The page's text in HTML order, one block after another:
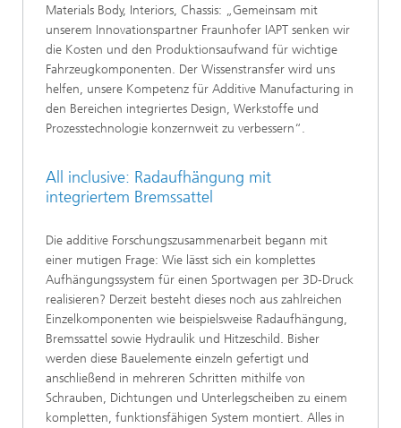
Materials Body, Interiors, Chassis: „Gemeinsam mit
unserem Innovationspartner Fraunhofer IAPT senken wir
die Kosten und den Produktionsaufwand für wichtige
Fahrzeugkomponenten. Der Wissenstransfer wird uns
helfen, unsere Kompetenz für Additive Manufacturing in
den Bereichen integriertes Design, Werkstoffe und
Prozesstechnologie konzernweit zu verbessern“.
All inclusive: Radaufhängung mit
integriertem Bremssattel
Die additive Forschungszusammenarbeit begann mit
einer mutigen Frage: Wie lässt sich ein komplettes
Aufhängungssystem für einen Sportwagen per 3D-Druck
realisieren? Derzeit besteht dieses noch aus zahlreichen
Einzelkomponenten wie beispielsweise Radaufhängung,
Bremssattel sowie Hydraulik und Hitzeschild. Bisher
werden diese Bauelemente einzeln gefertigt und
anschließend in mehreren Schritten mithilfe von
Schrauben, Dichtungen und Unterlegscheiben zu einem
kompletten, funktionsfähigen System montiert. Alles in